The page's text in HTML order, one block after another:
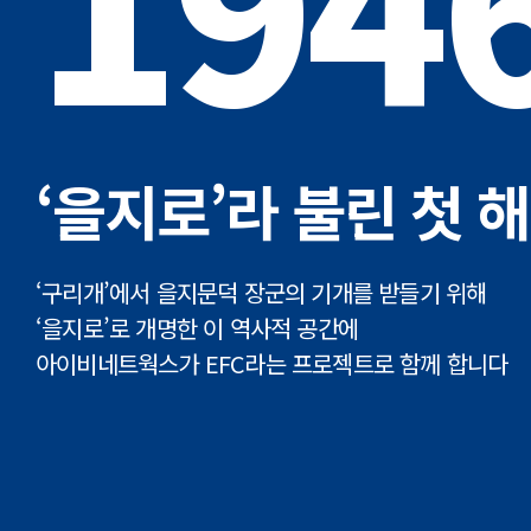
‘을지로’라 불린 첫 해
‘구리개’에서 을지문덕 장군의 기개를 받들기 위해
‘을지로’로 개명한 이 역사적 공간에
아이비네트웍스가 EFC라는 프로젝트로 함께 합니다